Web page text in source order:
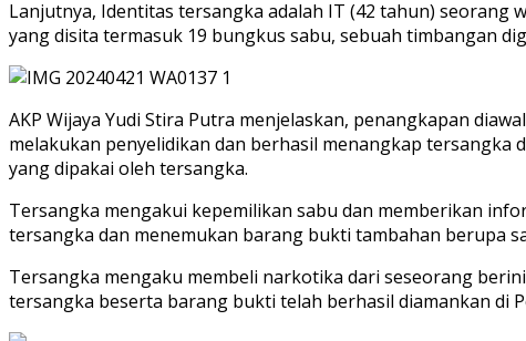
Lanjutnya, Identitas tersangka adalah IT (42 tahun) seorang
yang disita termasuk 19 bungkus sabu, sebuah timbangan
AKP Wijaya Yudi Stira Putra menjelaskan, penangkapan
melakukan penyelidikan dan berhasil menangkap tersangka
yang dipakai oleh tersangka.
Tersangka mengakui kepemilikan sabu dan memberikan
tersangka dan menemukan barang bukti tambahan berupa
Tersangka mengaku membeli narkotika dari seseorang
tersangka beserta barang bukti telah berhasil diamankan di